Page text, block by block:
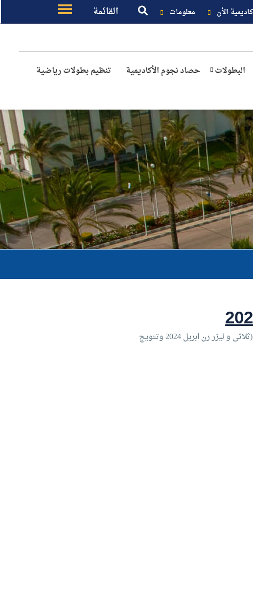
الأن معلومات القائمة
البطولات حصاد نجوم الأكاديمية
تنظيم بطولات رياضية
إستضافة الأكاديمية بطولة الجمهورية للخماسى الحديث 10 فبراير 2024 بطولة منطقة الاسكندرية للخماسى الحديث (ثلاثى و ليزر رن ابريل 2024‏ وتتويج